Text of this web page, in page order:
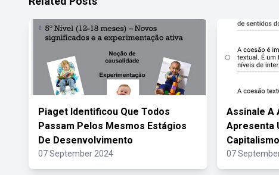
Piaget Identificou Que Todos
Passam Pelos Mesmos Estágios
De Desenvolvimento
07 September 2024
Assinale A
Apresenta
Capitalismo
07